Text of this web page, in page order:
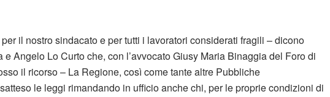
per il nostro sindacato e per tutti i lavoratori considerati fragili – dicono
Angelo Lo Curto che, con l’avvocato Giusy Maria Binaggia del Foro di
il ricorso – La Regione, così come tante altre Pubbliche
le leggi rimandando in ufficio anche chi, per le proprie condizioni di